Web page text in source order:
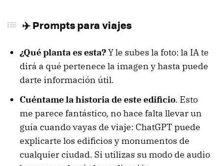
✈️ Prompts para viajes
¿Qué planta es esta?Y le subes la foto: la IA te
dirá a qué pertenece la imagen y hasta puede
darte información útil.
Cuéntame la historia de este edificio. Esto
me parece fantástico, no hace falta llevar un
guía cuando vayas de viaje: ChatGPT puede
explicarte los edificios y monumentos de
cualquier ciudad. Si utilizas su modo de audio